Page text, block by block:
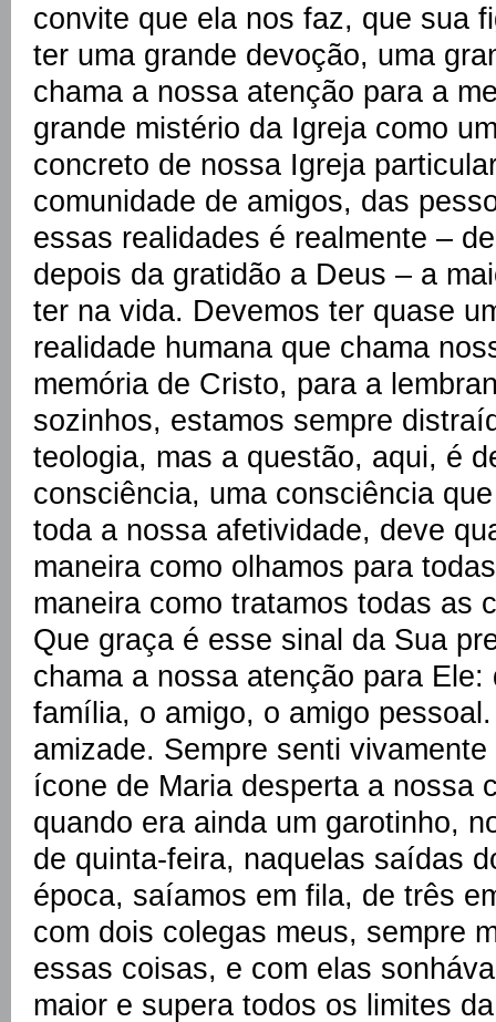
convite que ela nos faz, que sua
ter uma grande devoção, uma
chama a nossa atenção para a
grande mistério da Igreja como
concreto de nossa Igreja
comunidade de amigos, das
essas realidades é realmente –
depois da gratidão a Deus – a
ter na vida. Devemos ter quase
realidade humana que chama
memória de Cristo, para a
sozinhos, estamos sempre
teologia, mas a questão, aqui, é
consciência, uma consciência
toda a nossa afetividade, deve
maneira como olhamos para
maneira como tratamos todas as
Que graça é esse sinal da Sua
chama a nossa atenção para
família, o amigo, o amigo
amizade. Sempre senti
ícone de Maria desperta a nossa
quando era ainda um garotinho,
de quinta-feira, naquelas saídas
época, saíamos em fila, de três
com dois colegas meus, sempre
essas coisas, e com elas
maior e supera todos os limites